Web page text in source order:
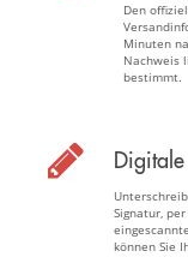
Den
Minuten
Nachweis
bestimmt.
Signatur,
können Sie